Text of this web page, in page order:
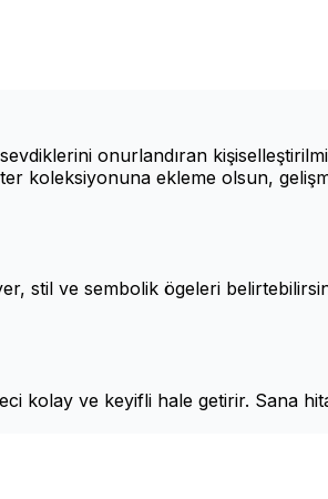
onurlandıran
koleksiyonuna ekleme olsun,
stil ve sembolik ögeleri
kolay ve keyifli hale getirir. Sana